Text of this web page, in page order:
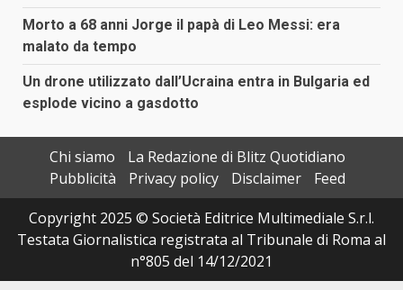
Morto a 68 anni Jorge il papà di Leo Messi: era
malato da tempo
Un drone utilizzato dall’Ucraina entra in Bulgaria ed
esplode vicino a gasdotto
Chi siamo
La Redazione di Blitz Quotidiano
Pubblicità
Privacy policy Disclaimer
Feed
Copyright 2025 © Società Editrice Multimediale S.r.l.
Testata Giornalistica registrata al Tribunale di Roma al
n°805 del 14/12/2021